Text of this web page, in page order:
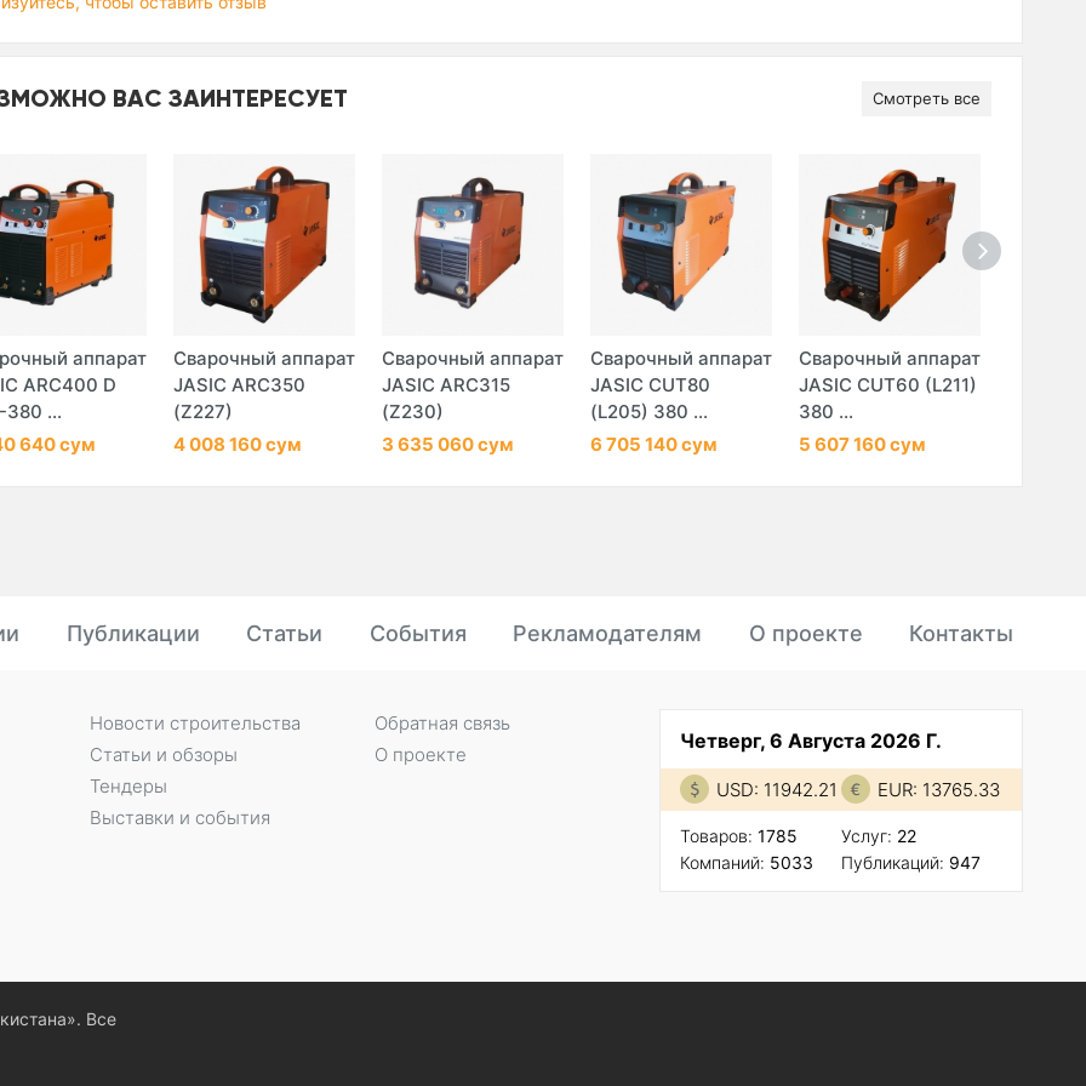
ВАС ЗАИНТЕРЕСУЕТ Смотреть все
аппарат
ARC400 D
380 ...
640 сум
Сварочный аппарат
JASIC ARC350
(Z227)
4 008 160 сум
Сварочный аппарат
JASIC ARC315
(Z230)
3 635 060 сум
Сварочный аппарат
JASIC CUT80
(L205) 380 ...
6 705 140 сум
Сварочный аппарат
JASIC CUT60 (L211)
380 ...
5 607 160 сум
Публикации Статьи События Рекламодателям О проекте Контакты
Четверг, 6 Августа 2026 Г.
USD: 11942.21 EUR: 13765.33
Товаров: 1785
Компаний: 5033
Услуг: 22
Публикаций: 947
Новости строительства
Статьи и обзоры
Тендеры
Выставки и события
Обратная связь
О проекте
Все